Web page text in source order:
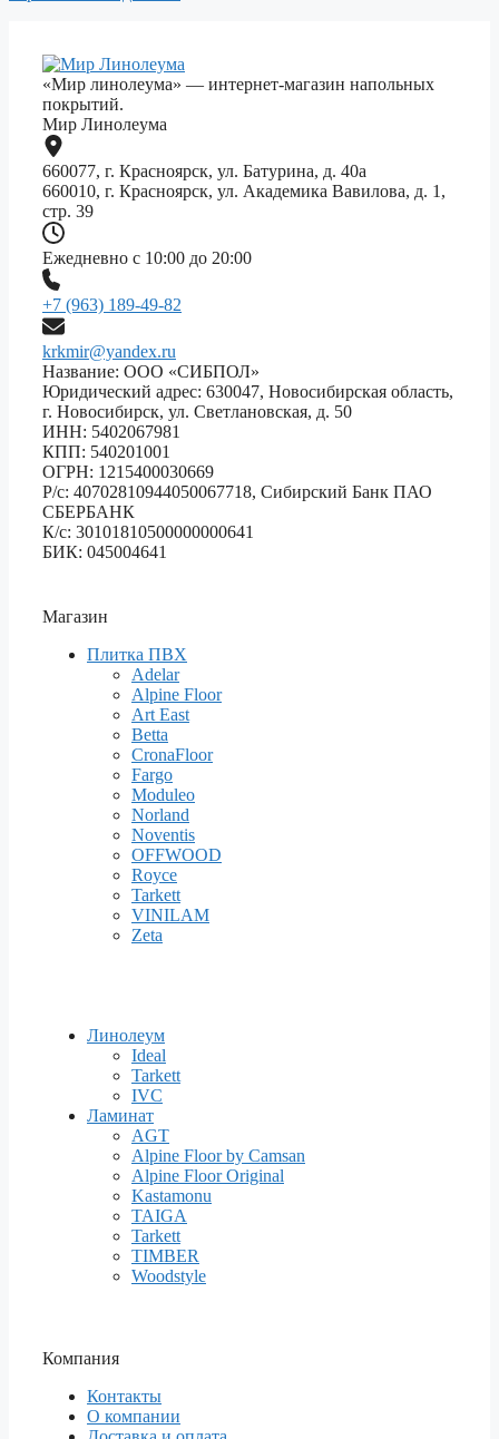
«Мир линолеума» — интернет-магазин напольных
покрытий.
Мир Линолеума
660077, г. Красноярск, ул. Батурина, д. 40а
660010, г. Красноярск, ул. Академика Вавилова, д. 1,
стр. 39
Ежедневно с 10:00 до 20:00
+7 (963) 189-49-82
krkmir@yandex.ru
Название: ООО «СИБПОЛ»
Юридический адрес: 630047, Новосибирская область,
г. Новосибирск, ул. Светлановская, д. 50
ИНН: 5402067981
КПП: 540201001
ОГРН: 1215400030669
Р/с: 40702810944050067718, Сибирский Банк ПАО
СБЕРБАНК
К/с: 30101810500000000641
БИК: 045004641
Магазин
Плитка ПВХ
Adelar
Alpine Floor
Art East
Betta
CronaFloor
Fargo
Moduleo
Norland
Noventis
OFFWOOD
Royce
Tarkett
VINILAM
Zeta
Линолеум
Ideal
Tarkett
IVC
Ламинат
AGT
Alpine Floor by Camsan
Alpine Floor Original
Kastamonu
TAIGA
Tarkett
TIMBER
Woodstyle
Компания
Контакты
О компании